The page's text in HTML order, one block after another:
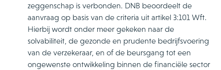
zeggenschap is verbonden. DNB beoordeelt de
aanvraag op basis van de criteria uit artikel 3:101 Wft.
Hierbij wordt onder meer gekeken naar de
solvabiliteit, de gezonde en prudente bedrijfsvoering
van de verzekeraar, en of de beursgang tot een
ongewenste ontwikkeling binnen de financiële sector